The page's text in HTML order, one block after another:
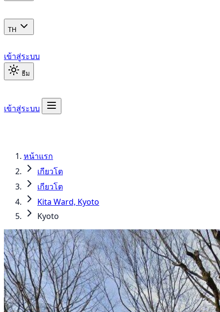
TH
เข้าสู่ระบบ
ธีม
เข้าสู่ระบบ
หน้าแรก
เกียวโต
เกียวโต
Kita Ward, Kyoto
Kyoto